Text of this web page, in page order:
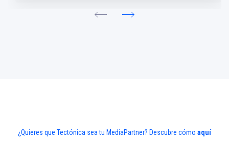
¿Quieres que Tectónica sea tu MediaPartner? Descubre cómo aquí